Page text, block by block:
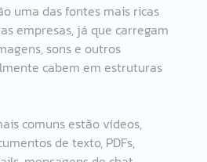
uma das fontes mais ricas
empresas, já que carregam
sons e outros
cabem em estruturas
comuns estão vídeos,
de texto, PDFs,